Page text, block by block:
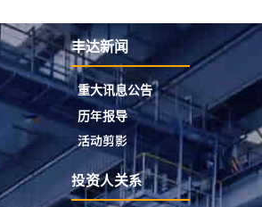
丰达新闻
重大讯息公告
历年报导
活动剪影
投资人关系